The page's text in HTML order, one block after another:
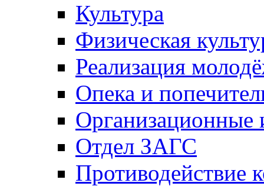
Культура
Физическая
Реализация
Опека и
Отдел ЗАГС
Противодействие